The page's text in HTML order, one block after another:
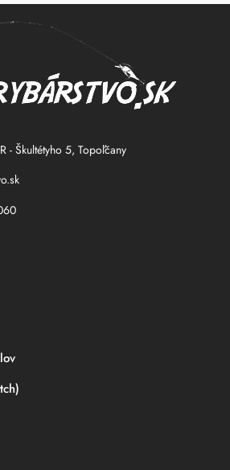
- Škultétyho 5, Topoľčany